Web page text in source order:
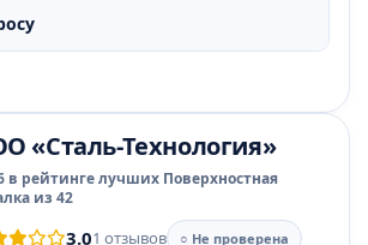
«Сталь-Технология»
в рейтинге лучших Поверхностная
из 42
3.01 отзывов
○ Не проверена